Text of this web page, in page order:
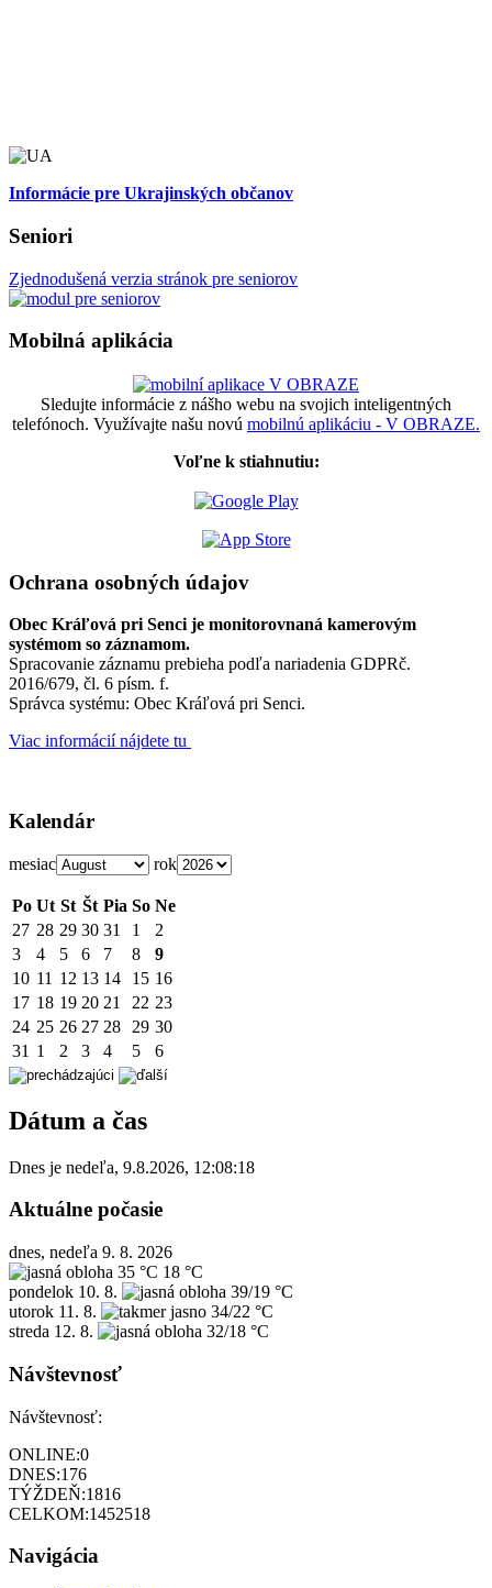
Informácie pre Ukrajinských občanov
Seniori
Zjednodušená verzia stránok pre seniorov
Mobilná aplikácia
Sledujte informácie z nášho webu na svojich inteligentných
telefónoch. Využívajte našu novú mobilnú aplikáciu - V OBRAZE.
Voľne k stiahnutiu:
Ochrana osobných údajov
Obec Kráľová pri Senci je monitorovnaná kamerovým
systémom so záznamom.
Spracovanie záznamu prebieha podľa nariadenia GDPRč.
2016/679, čl. 6 písm. f.
Správca systému: Obec Kráľová pri Senci.
Viac informácií nájdete tu
Kalendár
mesiac rok
Po Ut St Št Pia So Ne
27 28 29 30 31 1
2
3
4 5 6 7 8
9
10 11 12 13 14 15 16
17 18 19 20 21 22 23
24 25 26 27 28 29 30
31 1 2 3 4 5 6
Dátum a čas
Dnes je nedeľa, 9.8.2026, 12:08:18
Aktuálne počasie
dnes, nedeľa 9. 8. 2026
35 °C 18 °C
pondelok 10. 8.
39/19 °C
utorok 11. 8.
34/22 °C
streda 12. 8. 32/18 °C
Návštevnosť
Návštevnosť:
ONLINE:0
DNES:176
TÝŽDEŇ:1816
CELKOM:1452518
Navigácia